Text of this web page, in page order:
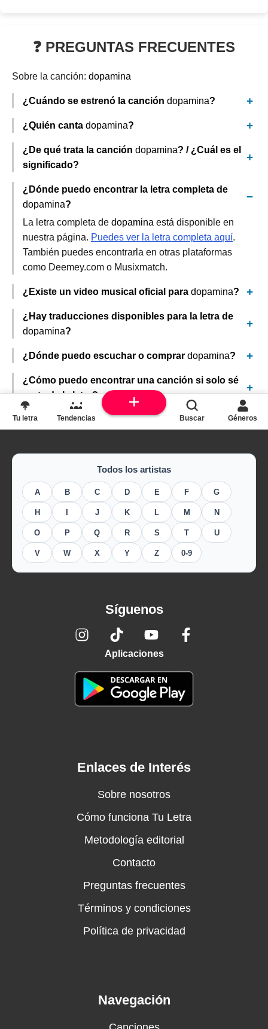
❓ PREGUNTAS FRECUENTES
Sobre la canción: dopamina
¿Cuándo se estrenó la canción dopamina?
¿Quién canta dopamina?
¿De qué trata la canción dopamina? / ¿Cuál es el
significado?
¿Dónde puedo encontrar la letra completa de
dopamina?
La letra completa de dopamina está disponible en
nuestra página. Puedes ver la letra completa aquí.
También puedes encontrarla en otras plataformas
como Deemey.com o Musixmatch.
¿Existe un video musical oficial para dopamina?
¿Hay traducciones disponibles para la letra de
dopamina?
¿Dónde puedo escuchar o comprar dopamina?
¿Cómo puedo encontrar una canción si solo sé
parte de la letra?
Todos los artistas
A B C D E F G
H J K L M N
O P Q R S T U
V W X Y Z 0-9
Síguenos
Aplicaciones
Enlaces de Interés
Sobre nosotros
Cómo funciona Tu Letra
Metodología editorial
Contacto
Preguntas frecuentes
Términos y condiciones
Política de privacidad
Navegación
Tu letra Tendencias Buscar Géneros